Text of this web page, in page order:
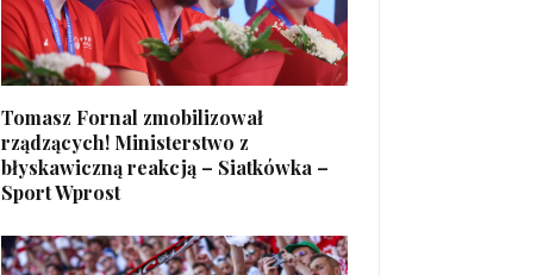
Tomasz Fornal zmobilizował
rządzących! Ministerstwo z
błyskawiczną reakcją – Siatkówka –
Sport Wprost